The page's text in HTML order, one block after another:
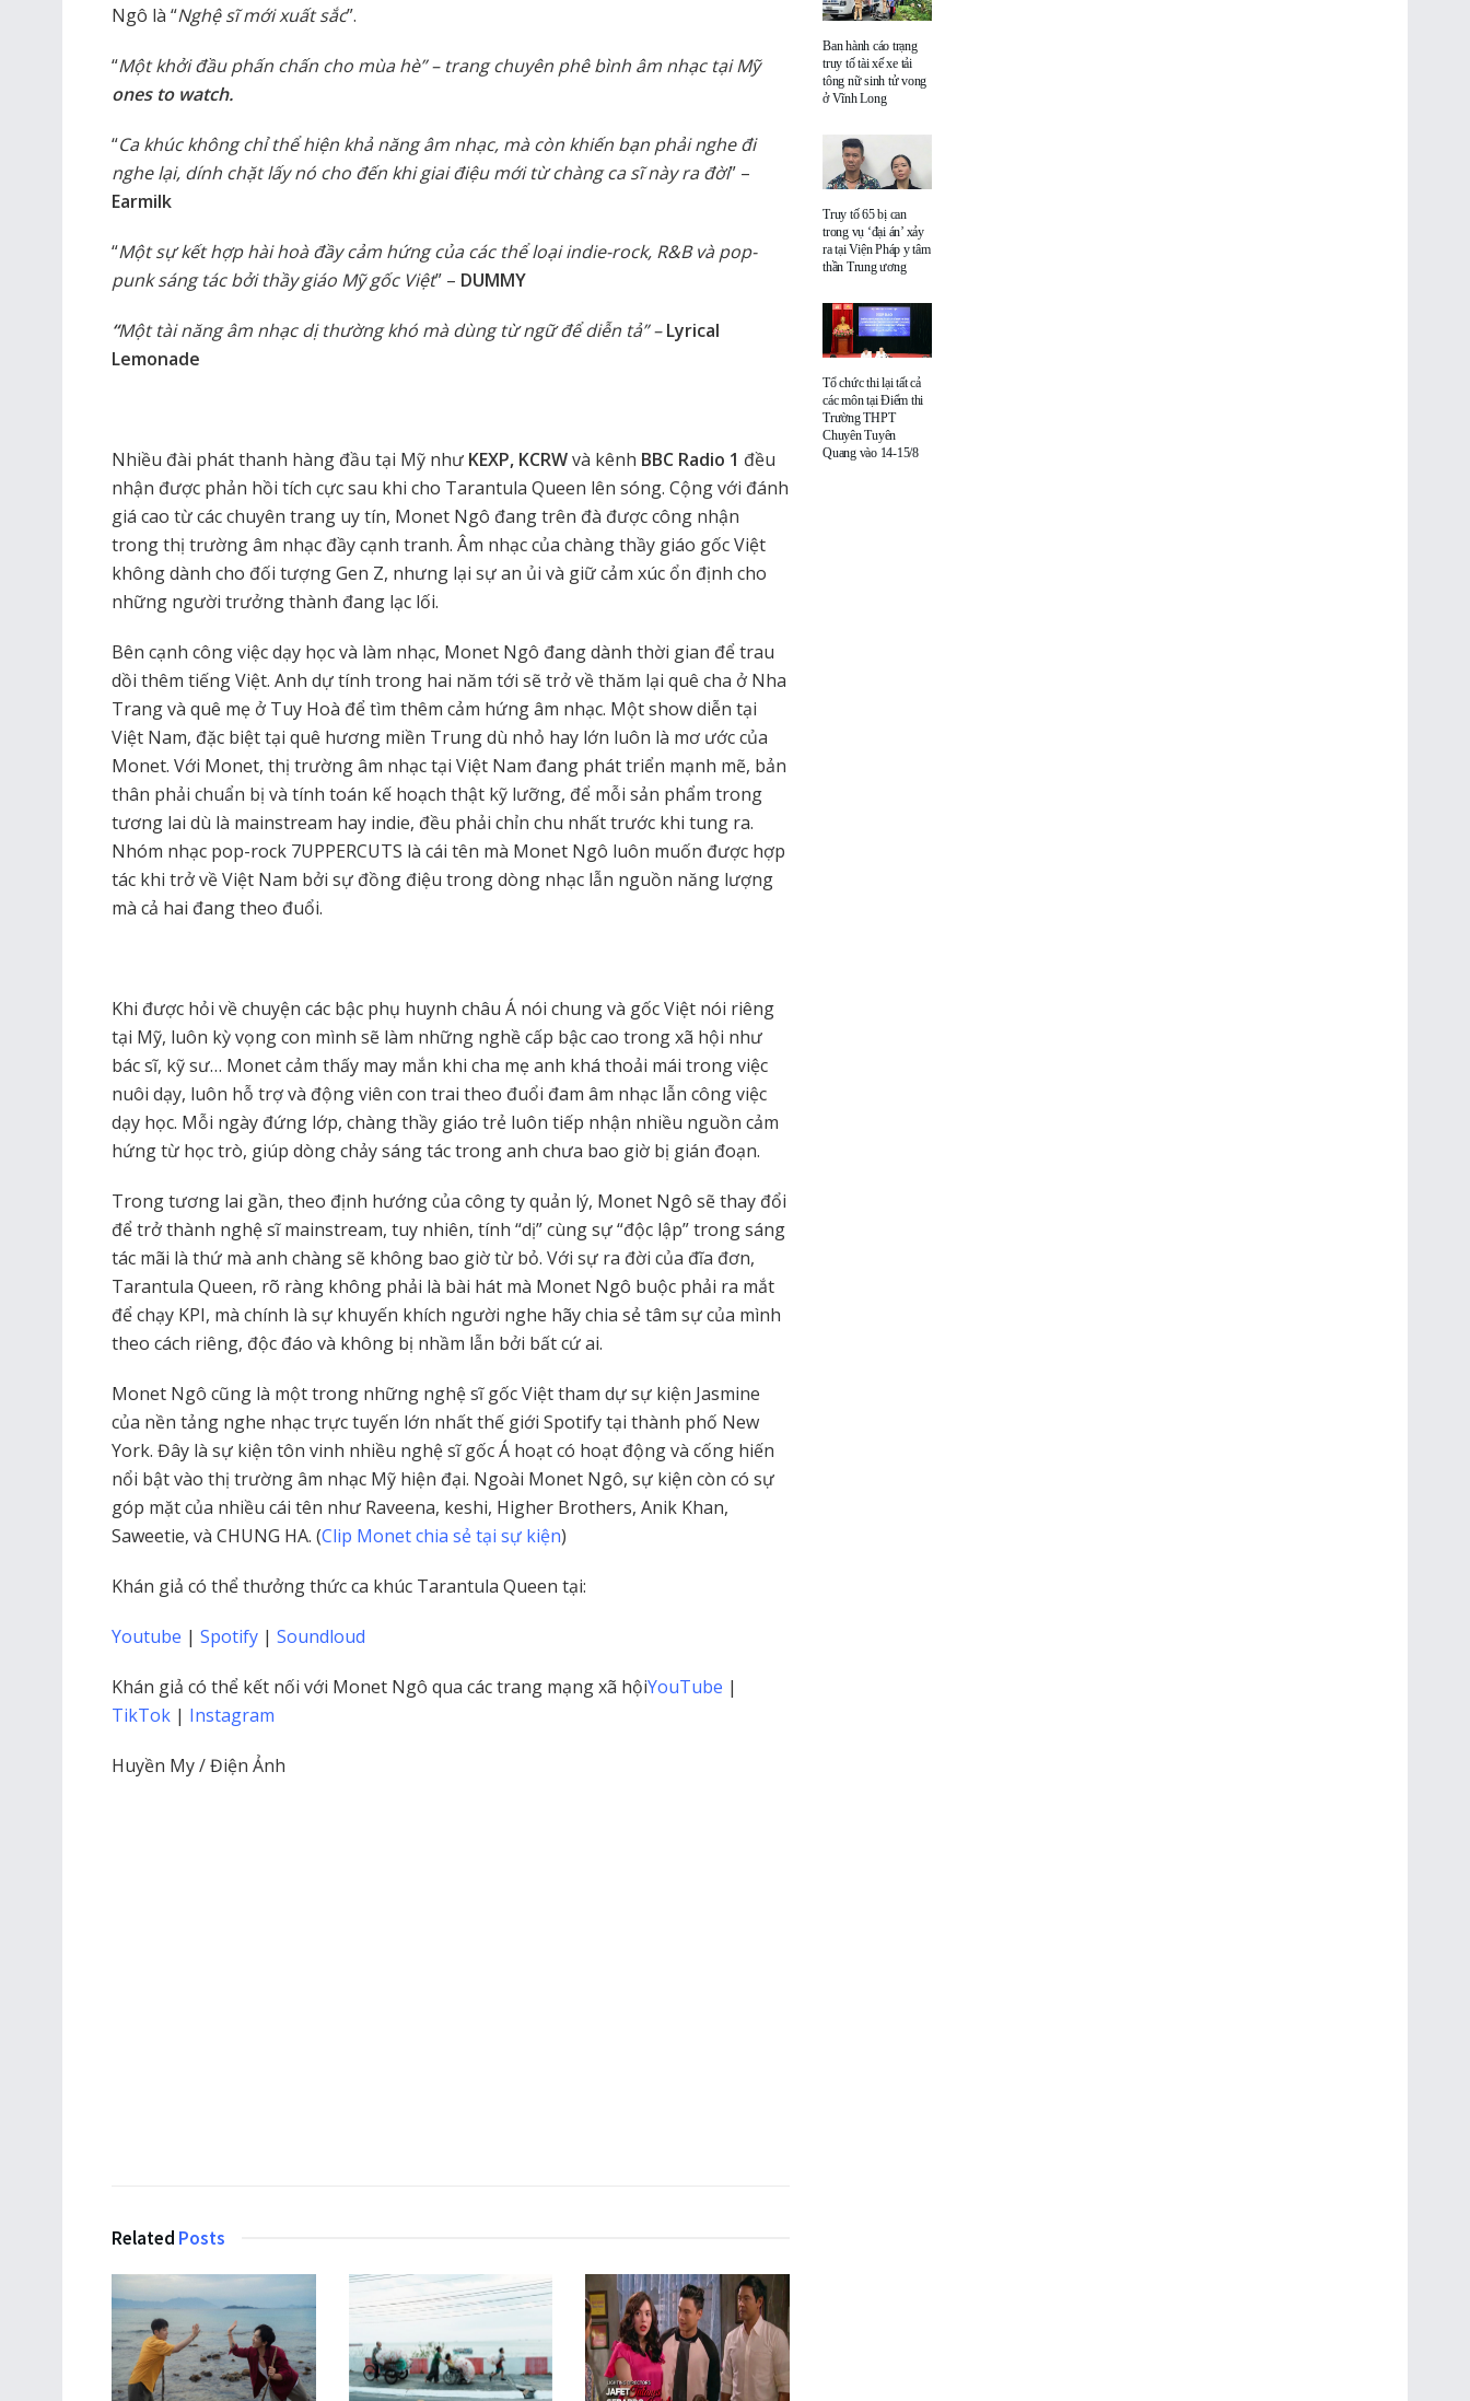
Ngô là “Nghệ sĩ mới xuất sắc”.
“Một khởi đầu phấn chấn cho mùa hè” – trang chuyên phê bình âm nhạc tại Mỹ
ones to watch.
“Ca khúc không chỉ thể hiện khả năng âm nhạc, mà còn khiến bạn phải nghe đi
nghe lại, dính chặt lấy nó cho đến khi giai điệu mới từ chàng ca sĩ này ra đời” –
Earmilk
“Một sự kết hợp hài hoà đầy cảm hứng của các thể loại indie-rock, R&B và pop-
punk sáng tác bởi thầy giáo Mỹ gốc Việt” – DUMMY
“Một tài năng âm nhạc dị thường khó mà dùng từ ngữ để diễn tả” –Lyrical
Lemonade
Nhiều đài phát thanh hàng đầu tại Mỹ như KEXP, KCRWvà kênh BBC Radio 1 đều
nhận được phản hồi tích cực sau khi cho Tarantula Queen lên sóng. Cộng với đánh
giá cao từ các chuyên trang uy tín, Monet Ngô đang trên đà được công nhận
trong thị trường âm nhạc đầy cạnh tranh. Âm nhạc của chàng thầy giáo gốc Việt
không dành cho đối tượng Gen Z, nhưng lại sự an ủi và giữ cảm xúc ổn định cho
những người trưởng thành đang lạc lối.
Bên cạnh công việc dạy học và làm nhạc, Monet Ngô đang dành thời gian để trau
dồi thêm tiếng Việt. Anh dự tính trong hai năm tới sẽ trở về thăm lại quê cha ở Nha
Trang và quê mẹ ở Tuy Hoà để tìm thêm cảm hứng âm nhạc. Một show diễn tại
Việt Nam, đặc biệt tại quê hương miền Trung dù nhỏ hay lớn luôn là mơ ước của
Monet. Với Monet, thị trường âm nhạc tại Việt Nam đang phát triển mạnh mẽ, bản
thân phải chuẩn bị và tính toán kế hoạch thật kỹ lưỡng, để mỗi sản phẩm trong
tương lai dù là mainstream hay indie, đều phải chỉn chu nhất trước khi tung ra.
Nhóm nhạc pop-rock 7UPPERCUTS là cái tên mà Monet Ngô luôn muốn được hợp
tác khi trở về Việt Nam bởi sự đồng điệu trong dòng nhạc lẫn nguồn năng lượng
mà cả hai đang theo đuổi.
Khi được hỏi về chuyện các bậc phụ huynh châu Á nói chung và gốc Việt nói riêng
tại Mỹ, luôn kỳ vọng con mình sẽ làm những nghề cấp bậc cao trong xã hội như
bác sĩ, kỹ sư… Monet cảm thấy may mắn khi cha mẹ anh khá thoải mái trong việc
nuôi dạy, luôn hỗ trợ và động viên con trai theo đuổi đam âm nhạc lẫn công việc
dạy học. Mỗi ngày đứng lớp, chàng thầy giáo trẻ luôn tiếp nhận nhiều nguồn cảm
hứng từ học trò, giúp dòng chảy sáng tác trong anh chưa bao giờ bị gián đoạn.
Trong tương lai gần, theo định hướng của công ty quản lý, Monet Ngô sẽ thay đổi
để trở thành nghệ sĩ mainstream, tuy nhiên, tính “dị” cùng sự “độc lập” trong sáng
tác mãi là thứ mà anh chàng sẽ không bao giờ từ bỏ. Với sự ra đời của đĩa đơn,
Tarantula Queen, rõ ràng không phải là bài hát mà Monet Ngô buộc phải ra mắt
để chạy KPI, mà chính là sự khuyến khích người nghe hãy chia sẻ tâm sự của mình
theo cách riêng, độc đáo và không bị nhầm lẫn bởi bất cứ ai.
Monet Ngô cũng là một trong những nghệ sĩ gốc Việt tham dự sự kiện Jasmine
của nền tảng nghe nhạc trực tuyến lớn nhất thế giới Spotify tại thành phố New
York. Đây là sự kiện tôn vinh nhiều nghệ sĩ gốc Á hoạt có hoạt động và cống hiến
nổi bật vào thị trường âm nhạc Mỹ hiện đại. Ngoài Monet Ngô, sự kiện còn có sự
góp mặt của nhiều cái tên như Raveena, keshi, Higher Brothers, Anik Khan,
Saweetie, và CHUNG HA. (Clip Monet chia sẻ tại sự kiện)
Khán giả có thể thưởng thức ca khúc Tarantula Queen tại:
Youtube | Spotify | Soundloud
Khán giả có thể kết nối với Monet Ngô qua các trang mạng xã hộiYouTube |
TikTok | Instagram
Huyền My / Điện Ảnh
Related Posts
Ban hành cáo trạng
truy tố tài xế xe tải
tông nữ sinh tử vong
ở Vĩnh Long
Truy tố 65 bị can
trong vụ ‘đại án’ xảy
ra tại Viện Pháp y tâm
thần Trung ương
Tổ chức thi lại tất cả
các môn tại Điểm thi
Trường THPT
Chuyên Tuyên
Quang vào 14-15/8